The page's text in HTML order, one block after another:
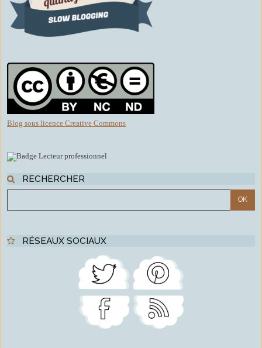
Blog sous licence Creative Commons
RECHERCHER
RÉSEAUX SOCIAUX